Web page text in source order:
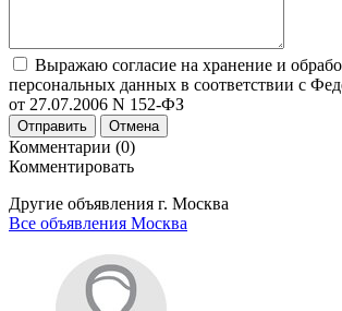
Выражаю согласие на хранение и
персональных данных в соответствии с
от 27.07.2006 N 152-ФЗ
Отправить Отмена
Комментарии (0)
Комментировать
Другие объявления г. Москва
Все объявления Москва